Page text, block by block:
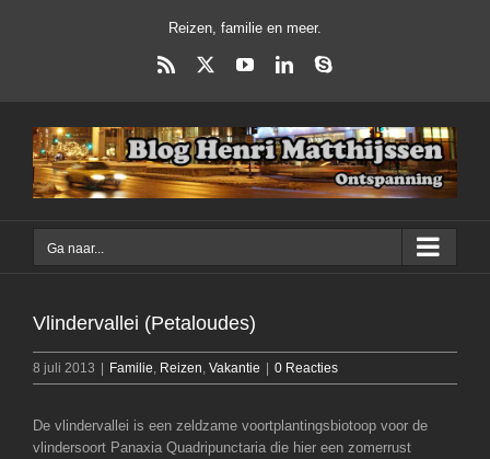
Reizen, familie en meer.
Rss YouTubeLinkedInSkype
Ga naar...
Vlindervallei (Petaloudes)
8 juli 2013 | Familie, Reizen, Vakantie | 0 Reacties
De vlindervallei is een zeldzame voortplantingsbiotoop voor de
vlindersoort Panaxia Quadripunctaria die hier een zomerrust